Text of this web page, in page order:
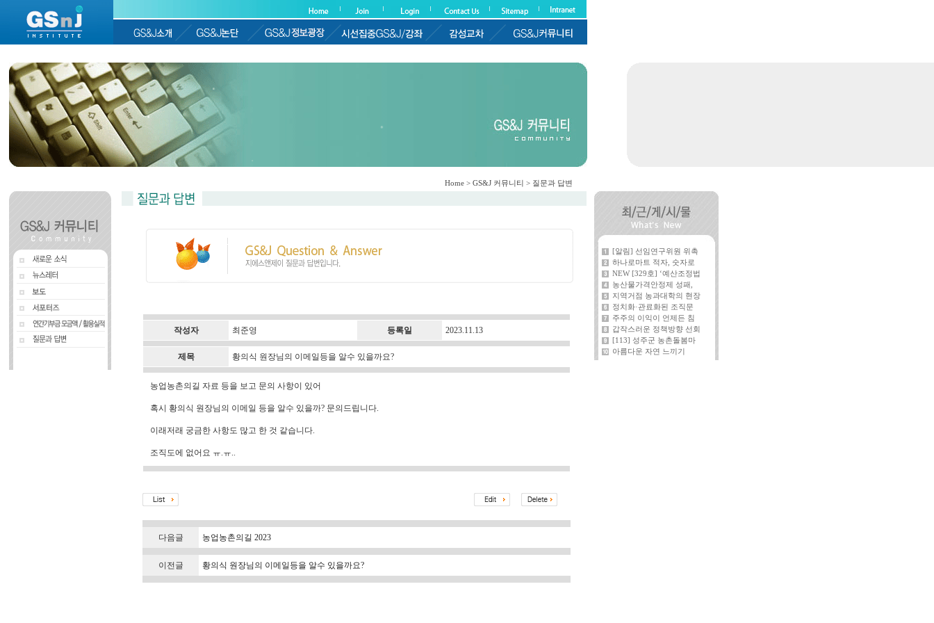
[알림] 선임연구위원 위촉
하나로마트 적자, 숫자로
NEW [329호] ‘예산조정법
농산물가격안정제 성패,
지역거점 농과대학의 현장
정치화·관료화된 조직문
주주의 이익이 언제든 침
갑작스러운 정책방향 선회
[113] 성주군 농촌돌봄마
아름다운 자연 느끼기
Home > GS&J 커뮤니티 > 질문과 답변
작성자 최준영 등록일 2023.11.13
제목 황의식 원장님의 이메일등을 알수 있을까요?
농업농촌의길 자료 등을 보고 문의 사항이 있어
혹시 황의식 원장님의 이메일 등을 알수 있을까? 문의드립니다.
이래저래 궁금한 사항도 많고 한 것 같습니다.
조직도에 없어요 ㅠ.ㅠ..
다음글 농업농촌의길 2023
이전글 황의식 원장님의 이메일등을 알수 있을까요?